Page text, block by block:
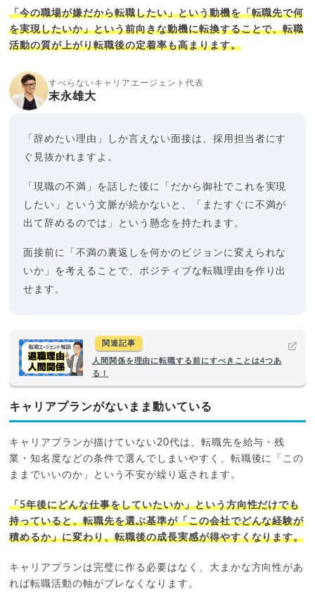
「今の職場が嫌だから転職したい」という動機を「転職先で何
を実現したいか」という前向きな動機に転換することで、転職
活動の質が上がり転職後の定着率も高まります。
すべらないキャリアエージェント代表
末永雄大
「辞めたい理由」しか言えない面接は、採用担当者にす
ぐ見抜かれますよ。
「現職の不満」を話した後に「だから御社でこれを実現
したい」という文脈が続かないと、「またすぐに不満が
出て辞めるのでは」という懸念を持たれます。
面接前に「不満の裏返しを何かのビジョンに変えられな
いか」を考えることで、ポジティブな転職理由を作り出
せます。
関連記事
人間関係を理由に転職する前にすべきことは4つあ
る！
キャリアプランがないまま動いている
キャリアプランが描けていない20代は、転職先を給与・残
業・知名度などの条件で選んでしまいやすく、転職後に「この
ままでいいのか」という不安が繰り返されます。
「5年後にどんな仕事をしていたいか」という方向性だけでも
持っていると、転職先を選ぶ基準が「この会社でどんな経験が
積めるか」に変わり、転職後の成長実感が得やすくなります。
キャリアプランは完璧に作る必要はなく、大まかな方向性があ
れば転職活動の軸がブレなくなります。